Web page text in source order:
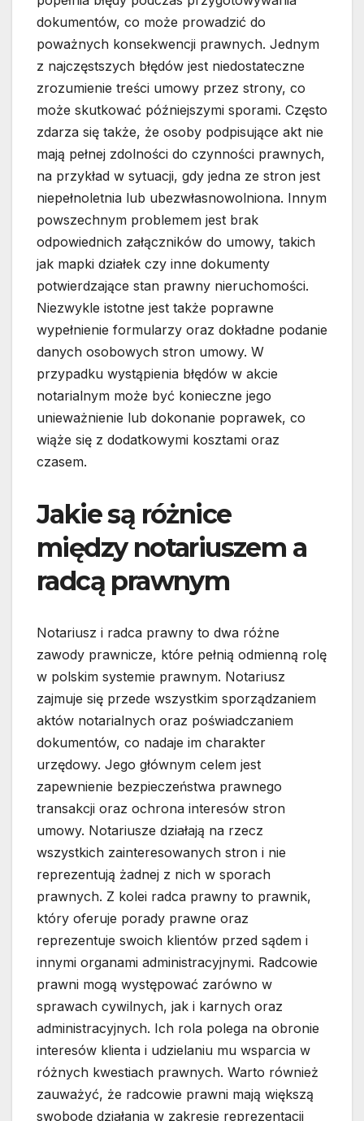
dokumentów, co może prowadzić do
poważnych konsekwencji prawnych. Jednym
z najczęstszych błędów jest niedostateczne
zrozumienie treści umowy przez strony, co
może skutkować późniejszymi sporami. Często
zdarza się także, że osoby podpisujące akt nie
mają pełnej zdolności do czynności prawnych,
na przykład w sytuacji, gdy jedna ze stron jest
niepełnoletnia lub ubezwłasnowolniona. Innym
powszechnym problemem jest brak
odpowiednich załączników do umowy, takich
jak mapki działek czy inne dokumenty
potwierdzające stan prawny nieruchomości.
Niezwykle istotne jest także poprawne
wypełnienie formularzy oraz dokładne podanie
danych osobowych stron umowy. W
przypadku wystąpienia błędów w akcie
notarialnym może być konieczne jego
unieważnienie lub dokonanie poprawek, co
wiąże się z dodatkowymi kosztami oraz
czasem.
Jakie są różnice
między notariuszem a
radcą prawnym
Notariusz i radca prawny to dwa różne
zawody prawnicze, które pełnią odmienną rolę
w polskim systemie prawnym. Notariusz
zajmuje się przede wszystkim sporządzaniem
aktów notarialnych oraz poświadczaniem
dokumentów, co nadaje im charakter
urzędowy. Jego głównym celem jest
zapewnienie bezpieczeństwa prawnego
transakcji oraz ochrona interesów stron
umowy. Notariusze działają na rzecz
wszystkich zainteresowanych stron i nie
reprezentują żadnej z nich w sporach
prawnych. Z kolei radca prawny to prawnik,
który oferuje porady prawne oraz
reprezentuje swoich klientów przed sądem i
innymi organami administracyjnymi. Radcowie
prawni mogą występować zarówno w
sprawach cywilnych, jak i karnych oraz
administracyjnych. Ich rola polega na obronie
interesów klienta i udzielaniu mu wsparcia w
różnych kwestiach prawnych. Warto również
zauważyć, że radcowie prawni mają większą
swobodę działania w zakresie reprezentacji